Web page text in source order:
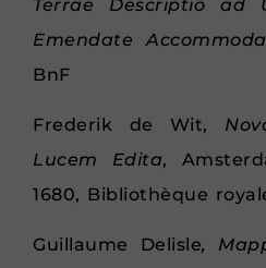
Terrae Descriptio ad
Emendate
BnF
Frederik de Wit,
Lucem
Edita,
1680, Bibliothèque
Guillaume Delisle,